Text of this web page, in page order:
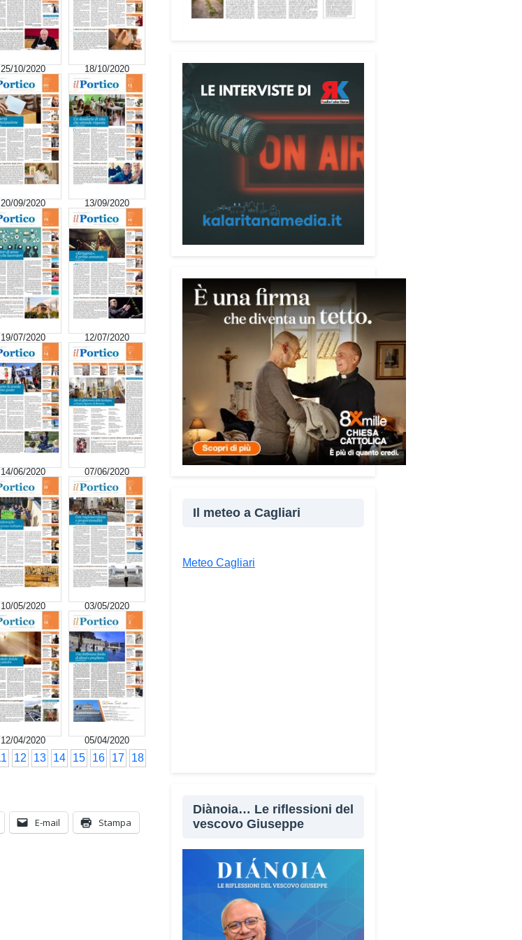
25/10/2020 18/10/2020
20/09/2020 13/09/2020
19/07/2020 12/07/2020
14/06/2020 07/06/2020
10/05/2020 03/05/2020
12/04/2020 05/04/2020
12 13 14 15 16 17
18
E-mail Stampa
dignità», racconta Alessandro
Tra i partecipanti anche i seminaristi,
impegnati accanto agli anziani della
casa di riposo Cristo Re.
«Un’esperienza di crescita umana e
spirituale che rafforza la vocazione
al servizio», sottolinea Cristiano
Il programma dedica spazio anche
ai temi della pace e della
cooperazione nel Mediterraneo.
Oggi pomeriggio, alla Mediateca del
l’arcivescovo monsignor Giuseppe
Baturi ha approfondito il ruolo dei
giovani nella costruzione di ponti tra
culture e popoli, con un confronto
inserito nel percorso “Cagliari Città
della Pace e del Mediterraneo”,
progetto che promuove il dialogo e
la collaborazione tra le diverse
realtà del bacino mediterraneo.
Tra le testimonianze quella di Thea,
giovane libanese del Consiglio dei
un’esperienza di volontariato: è
un’opportunità per costruire relazioni
universale capace di unire persone
diverse».
Il meteo a Cagliari
Meteo Cagliari
Diànoia… Le riflessioni del
vescovo Giuseppe